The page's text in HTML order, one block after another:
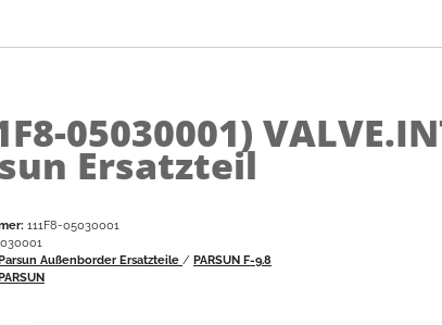
05030001)
Ersatzteil
111F8-05030001
Außenborder Ersatzteile / PARSUN F-9.8